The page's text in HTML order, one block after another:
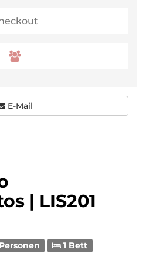
| LIS201
1 Bett
E-Mail